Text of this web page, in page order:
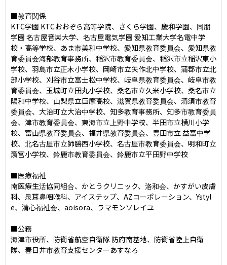
■教育関係
KTC学園 KTCおおぞら⾼等学院、さくら学園、慶和学園、同朋
学園 名古屋⾳楽⼤学、名古屋電気学園 愛知⼯業⼤学名電中学
校・⾼等学校、あま市美和中学校、愛知県教育委員会、愛知県教
育委員会海部教育事務所、稲沢市教育委員会、稲沢市⽴稲沢東⼩
学校、⽻島市⽴正⽊⼩学校、岡崎市⽴⽮作北中学校、蒲郡市⽴北
部⼩学校、刈⾕市⽴富⼠松中学校、岐⾩県教育委員会、岐⾩市教
育委員会、⽟城町⽴⽥丸⼩学校、桑名市⽴久⽶⼩学校、桑名市⽴
陽和中学校、⼭梨県⽴巨摩高校、滋賀県教育委員会、清須市教育
委員会、⼤治町⽴⼤治中学校、知多教育事務所、知多市教育委員
会、津市教育委員会、東海市⽴上野中学校、半⽥市⽴横川⼩学
校、富⼭県教育委員会、福井県教育委員会、豊⽥市⽴ 益富中学
校、北名古屋市⽴師勝⻄⼩学校、名古屋市教育委員会、明和町⽴
斎宮⼩学校、鈴⿅市教育委員会、鈴⿅市⽴平⽥野中学校
■医療福祉
南医療⽣活協同組合、かとうクリニック、洛和会、かすがい⽪膚
科、泉⽿⿐咽喉科、アイステップ、AZコーポレーション、Ystyl
e、清⼼福祉会、aoisora、ラマモンソレイユ
■公務
海津市役所、防衛省航空⾃衛隊 防府南基地、防衛省陸上⾃衛
隊、春⽇井市教育⽀援センターあすなろ